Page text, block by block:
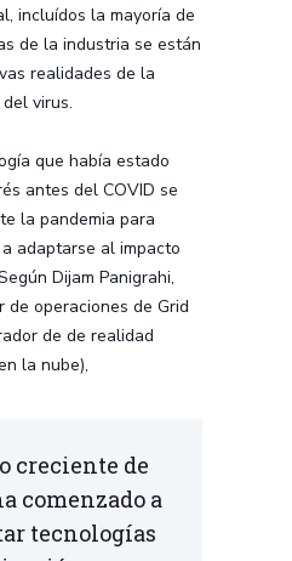
incluídos la mayoría de
de la industria se están
realidades de la
virus.
que había estado
antes del COVID se
la pandemia para
adaptarse al impacto
Dijam Panigrahi,
operaciones de Grid
de de realidad
la nube),
creciente de
comenzado a
tecnologías